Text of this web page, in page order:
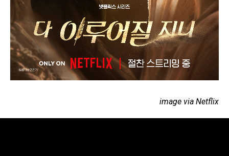
image via Netflix